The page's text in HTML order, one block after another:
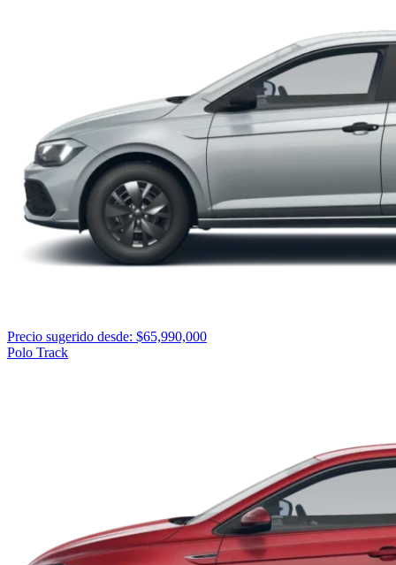
Precio sugerido desde: $65,990,000
Polo Track